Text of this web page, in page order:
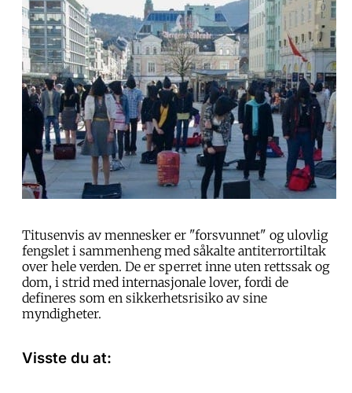
Titusenvis av mennesker er "forsvunnet" og ulovlig
fengslet i sammenheng med såkalte antiterrortiltak
over hele verden. De er sperret inne uten rettssak og
dom, i strid med internasjonale lover, fordi de
defineres som en sikkerhetsrisiko av sine
myndigheter.
Visste du at: